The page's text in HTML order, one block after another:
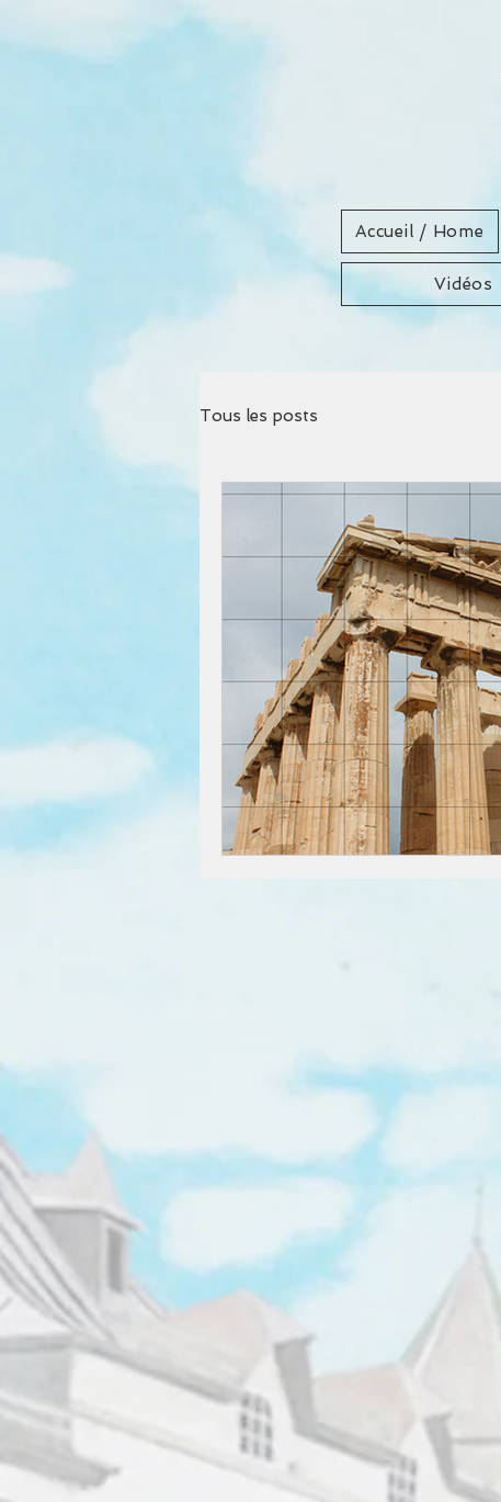
Accueil / Home
Vidéos
Tous les posts